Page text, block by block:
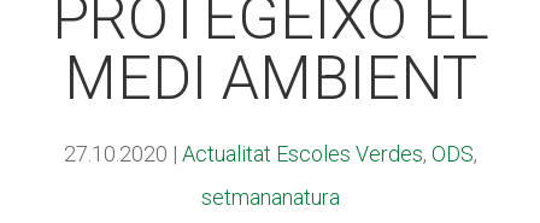
PROTEGEIXO EL
MEDI AMBIENT
27.10.2020 | Actualitat Escoles Verdes, ODS,
setmananatura
CASES DE COLÒNIES
CASES DE COLÒNIES